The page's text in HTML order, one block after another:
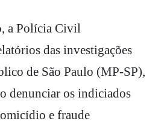
a Polícia Civil
das investigações
de São Paulo (MP-SP),
denunciar os indiciados
e fraude